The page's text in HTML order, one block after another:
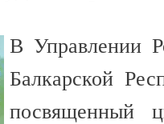
В Управлении
Балкарской
посвященный